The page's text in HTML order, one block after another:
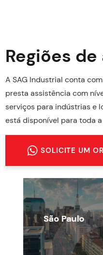
Regiões
A SAG Industrial conta
presta assistência com
serviços para indústrias e
está disponível para toda
SOLICITE UM